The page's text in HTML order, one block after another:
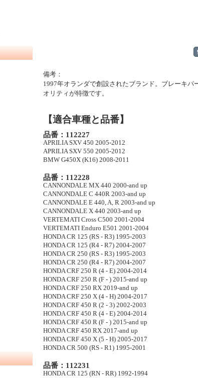
備考：
1997年オランダで創設されたブランド。ブレーキ
オリティが特徴です。
【適合車種と品番】
品番：112227
APRILIA SXV 450 2005-2012
APRILIA SXV 550 2005-2012
BMW G450X (K16) 2008-2011
品番：112228
CANNONDALE MX 440 2000-and up
CANNONDALE C 440R 2003-and up
CANNONDALE E 440, A, R 2003-and up
CANNONDALE X 440 2003-and up
VERTEMATI Cross C500 2001-2004
VERTEMATI Enduro E501 2001-2004
HONDA CR 125 (RS - R3) 1995-2003
HONDA CR 125 (R4 - R7) 2004-2007
HONDA CR 250 (RS - R3) 1995-2003
HONDA CR 250 (R4 - R7) 2004-2007
HONDA CRF 250 R (4 - E) 2004-2014
HONDA CRF 250 R (F - ) 2015-and up
HONDA CRF 250 RX 2019-and up
HONDA CRF 250 X (4 - H) 2004-2017
HONDA CRF 450 R (2 - 3) 2002-2003
HONDA CRF 450 R (4 - E) 2004-2014
HONDA CRF 450 R (F - ) 2015-and up
HONDA CRF 450 RX 2017-and up
HONDA CRF 450 X (5 - H) 2005-2017
HONDA CR 500 (RS - R1) 1995-2001
品番：112231
HONDA CR 125 (RN - RR) 1992-1994